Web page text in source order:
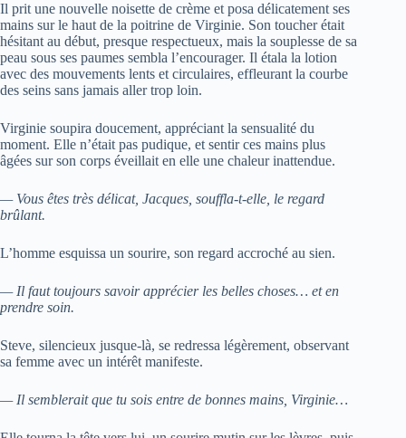
Il prit une nouvelle noisette de crème et posa délicatement ses
mains sur le haut de la poitrine de Virginie. Son toucher était
hésitant au début, presque respectueux, mais la souplesse de sa
peau sous ses paumes sembla l’encourager. Il étala la lotion
avec des mouvements lents et circulaires, effleurant la courbe
des seins sans jamais aller trop loin.
Virginie soupira doucement, appréciant la sensualité du
moment. Elle n’était pas pudique, et sentir ces mains plus
âgées sur son corps éveillait en elle une chaleur inattendue.
— Vous êtes très délicat, Jacques, souffla-t-elle, le regard
brûlant.
L’homme esquissa un sourire, son regard accroché au sien.
— Il faut toujours savoir apprécier les belles choses… et en
prendre soin.
Steve, silencieux jusque-là, se redressa légèrement, observant
sa femme avec un intérêt manifeste.
— Il semblerait que tu sois entre de bonnes mains, Virginie…